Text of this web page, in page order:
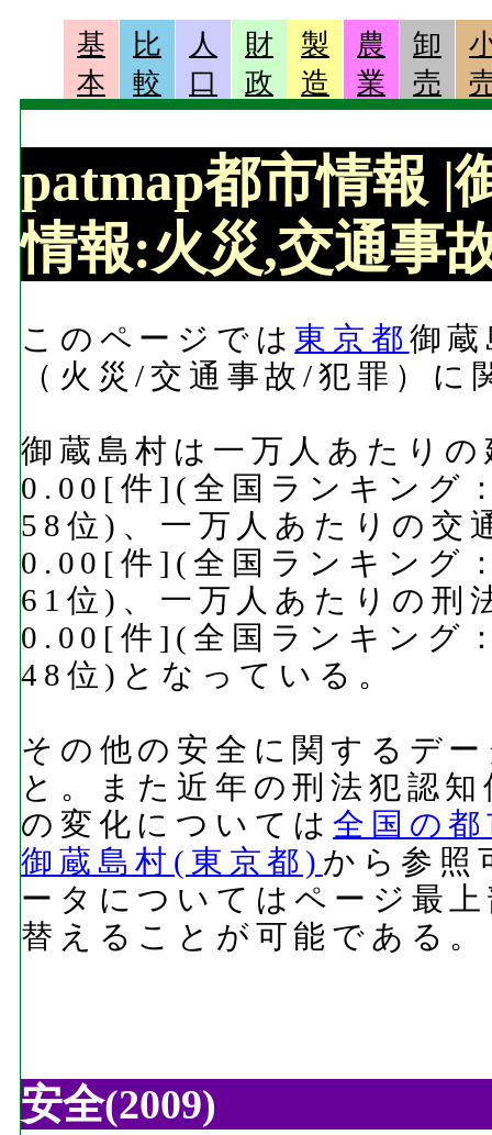
基
本
比
較
人
口
財
政
製
造
農
業
卸
売
patmap都市情報 |
情報:火災,交通事
このページでは 東京都 御
（火災/交通事故/犯罪）
御蔵島村は一万人あたり
0.00[件](全国ランキング
58位)、一万人あたりの交
0.00[件](全国ランキング
61位)、一万人あたりの刑
0.00[件](全国ランキング
48位)となっている。
その他の安全に関するデ
と。また近年の刑法犯認
の変化については全国の
御蔵島村(東京都) から参照
ータについてはページ最
替えることが可能である。
安全(2009)